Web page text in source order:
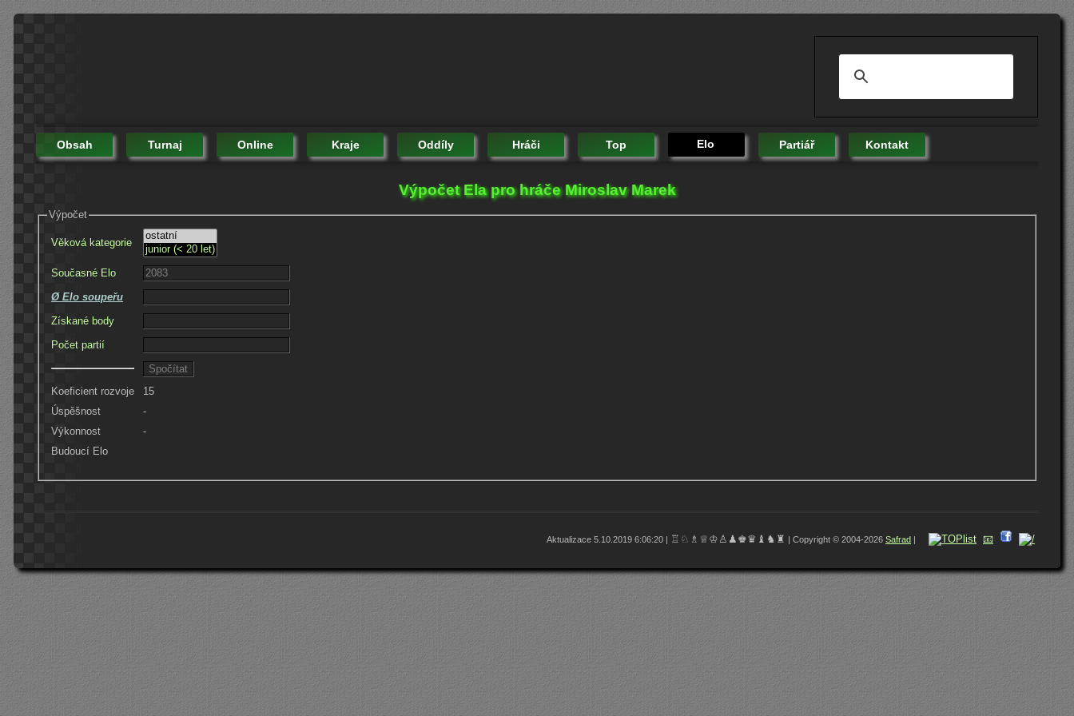
Obsah Turnaj Online Kraje Oddíly Hráči Top Elo Partiář Kontakt
Výpočet Ela pro hráče Miroslav Marek
Výpočet
Věková kategorie
Současné Elo
Ø Elo soupeřu
Získané body
Počet partií
Koeficient rozvoje
15
Úspěšnost
-
Výkonnost
-
Budoucí Elo
Aktualizace 5.10.2019 6:06:20 | ♖♘♗♕♔♙♟♚♛♝♞♜ | Copyright © 2004-2026 Safrad | 📧